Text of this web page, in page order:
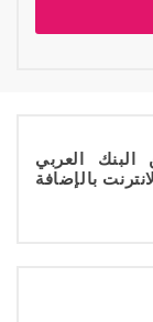
العربي
بالإضافة